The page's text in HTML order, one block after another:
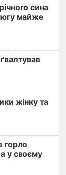
сина
майже
жінку та
горло
у своєму